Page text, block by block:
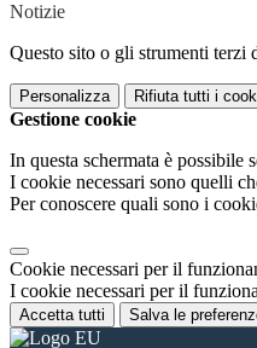
Notizie
Questo sito o gli strumenti terzi
Personalizza Rifiuta tutti i
Gestione cookie
In questa schermata è possibile
I cookie necessari sono quelli
Per conoscere quali sono i
Cookie necessari per il
I cookie necessari per il
Accetta tutti Salva le